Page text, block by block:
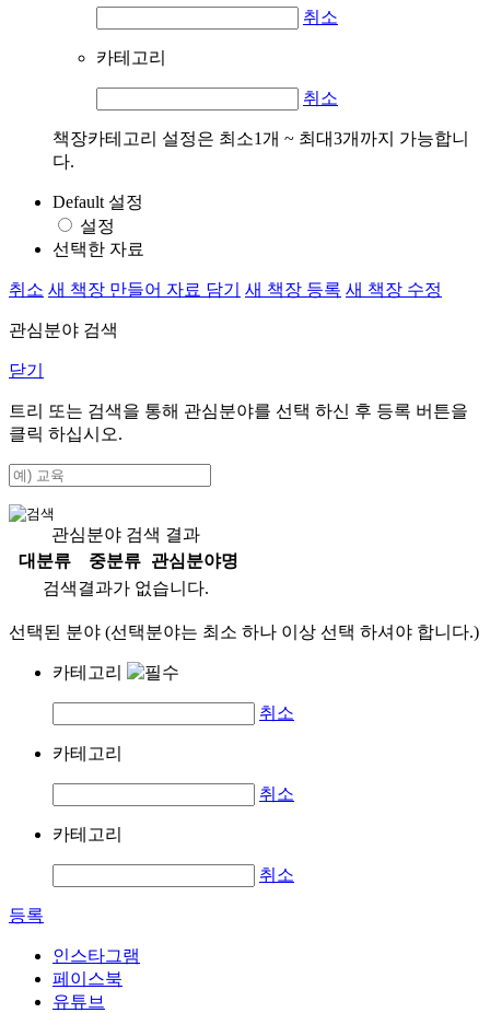
취소
카테고리
취소
책장카테고리 설정은 최소1개 ~ 최대3개까지 가능합니
다.
Default 설정
설정
선택한 자료
취소 새 책장 만들어 자료 담기 새 책장 등록 새 책장 수정
관심분야 검색
닫기
트리 또는 검색을 통해 관심분야를 선택 하신 후 등록 버튼을
클릭 하십시오.
관심분야 검색 결과
대분류
중분류
관심분야명
검색결과가 없습니다.
선택된 분야 (선택분야는 최소 하나 이상 선택 하셔야 합니다.)
카테고리
취소
카테고리
취소
카테고리
취소
등록
인스타그램
페이스북
유튜브